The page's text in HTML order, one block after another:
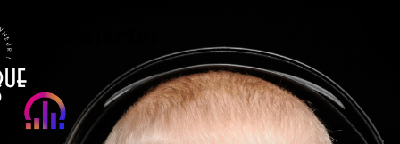
Se connecter
Atypique RADIO